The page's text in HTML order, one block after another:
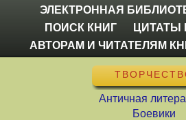
ЭЛЕКТРОННАЯ
ПОИСК КНИГ
ЦИТАТЫ
АВТОРАМ И ЧИТАТЕЛЯМ
Античная
Боевики